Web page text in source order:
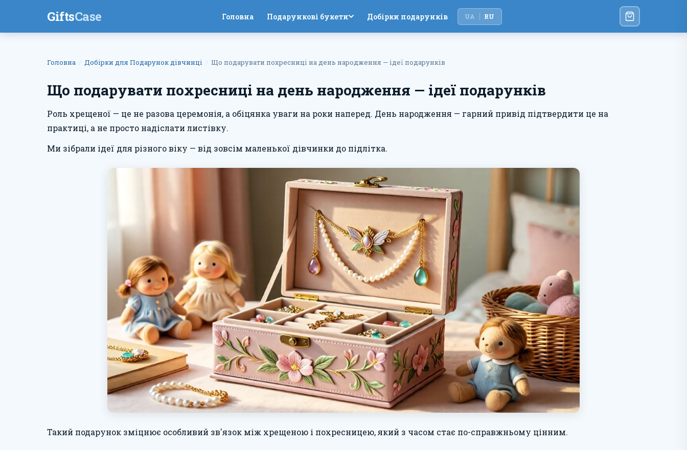
GiftsCase Головна Подарункові букети Добірки подарунків UA RU
Головна Добірки для Подарунок дівчинці Що подарувати похресниці на день народження — ідеї подарунків
Що подарувати похресниці на день народження — ідеї подарунків
Роль хрещеної — це не разова церемонія, а обіцянка уваги на роки наперед. День народження — гарний привід підтвердити це на
практиці, а не просто надіслати листівку.
Ми зібрали ідеї для різного віку — від зовсім маленької дівчинки до підлітка.
Такий подарунок зміцнює особливий зв'язок між хрещеною і похресницею, який з часом стає по-справжньому цінним.